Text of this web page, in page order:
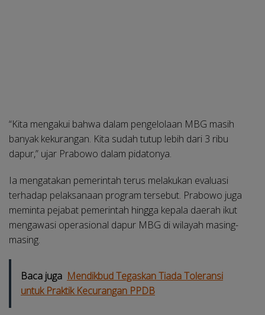
“Kita mengakui bahwa dalam pengelolaan MBG masih
banyak kekurangan. Kita sudah tutup lebih dari 3 ribu
dapur,” ujar Prabowo dalam pidatonya.
Ia mengatakan pemerintah terus melakukan evaluasi
terhadap pelaksanaan program tersebut. Prabowo juga
meminta pejabat pemerintah hingga kepala daerah ikut
mengawasi operasional dapur MBG di wilayah masing-
masing.
Baca juga Mendikbud Tegaskan Tiada Toleransi
untuk Praktik Kecurangan PPDB